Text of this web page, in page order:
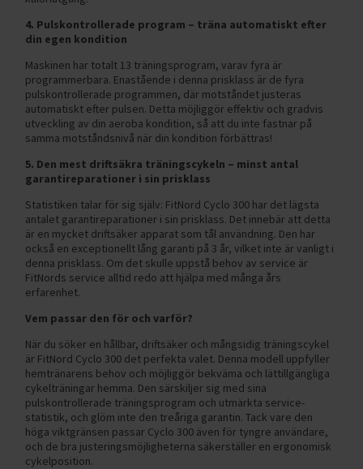
4. Pulskontrollerade program – träna automatiskt efter
din egen kondition
Maskinen har totalt 13 träningsprogram, varav fyra är
programmerbara. Enastående i denna prisklass är de fyra
pulskontrollerade programmen, där motståndet justeras
automatiskt efter pulsen. Detta möjliggör effektiv och gradvis
utveckling av din aeroba kondition, så att du inte fastnar på
samma motståndsnivå när din kondition förbättras!
5. Den mest driftsäkra träningscykeln – minst antal
garantireparationer i sin prisklass
Statistiken talar för sig själv: FitNord Cyclo 300 har det lägsta
antalet garantireparationer i sin prisklass. Det innebär att detta
är en mycket driftsäker apparat som tål användning. Den har
också en exceptionellt lång garanti på 3 år, vilket inte är vanligt i
denna prisklass. Om det skulle uppstå behov av service är
FitNords service alltid redo att hjälpa med många års
erfarenhet.
Vem passar den för och varför?
När du söker en hållbar, driftsäker och mångsidig träningscykel
är FitNord Cyclo 300 det perfekta valet. Denna modell uppfyller
hemtränarens behov och möjliggör bekväma och lättillgängliga
cykelträningar hemma. Den särskiljer sig med sina
pulskontrollerade träningsprogram och utmärkta service-
statistik, och glöm inte den treåriga garantin. Tack vare den
höga viktgränsen passar Cyclo 300 även för tyngre användare,
och de bra justeringsmöjligheterna säkerställer en ergonomisk
cykelposition.